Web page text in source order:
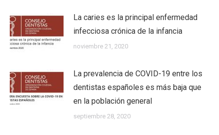
La caries es la principal enfermedad
infecciosa crónica de la infancia
noviembre 21, 2020
La prevalencia de COVID-19 entre los
dentistas españoles es más baja que
en la población general
septiembre 28, 2020